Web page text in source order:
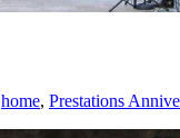
home, Prestations